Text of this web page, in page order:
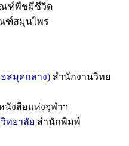
ฑ์พืชมีชีวิต
ฑ์สมุนไพร
สมุดกลาง) สำนักงานวิทย
นังสือแห่งจุฬาฯ
ทยาลัย สำนักพิมพ์